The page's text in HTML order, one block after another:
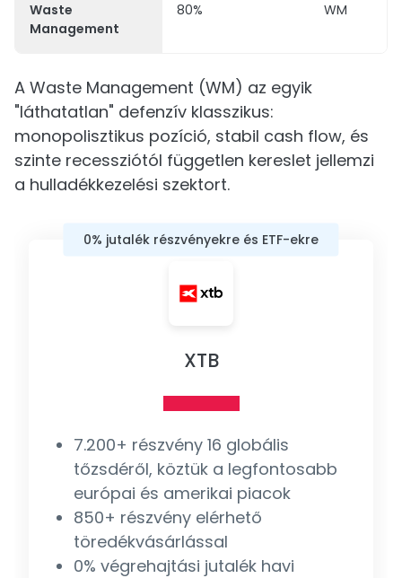
Waste
Management
80% WM
A Waste Management (WM) az egyik
"láthatatlan" defenzív klasszikus:
monopolisztikus pozíció, stabil cash flow, és
szinte recessziótól független kereslet jellemzi
a hulladékkezelési szektort.
0% jutalék részvényekre és ETF-ekre
XTB
7.200+ részvény 16 globális
tőzsdéről, köztük a legfontosabb
európai és amerikai piacok
850+ részvény elérhető
töredékvásárlással
0% végrehajtási jutalék havi